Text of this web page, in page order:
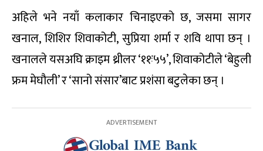
अहिले भने नयाँ कलाकार चिनाइएको छ, जसमा सागर
खनाल, शिशिर शिवाकोटी, सुप्रिया शर्मा र शवि थापा छन् ।
खनालले यसअघि क्राइम थ्रीलर ‘११ः५५’, शिवाकोटीले ‘बेहुली
फ्रम मेघौली’ र ‘सानो संसार’बाट प्रशंसा बटुलेका छन् ।